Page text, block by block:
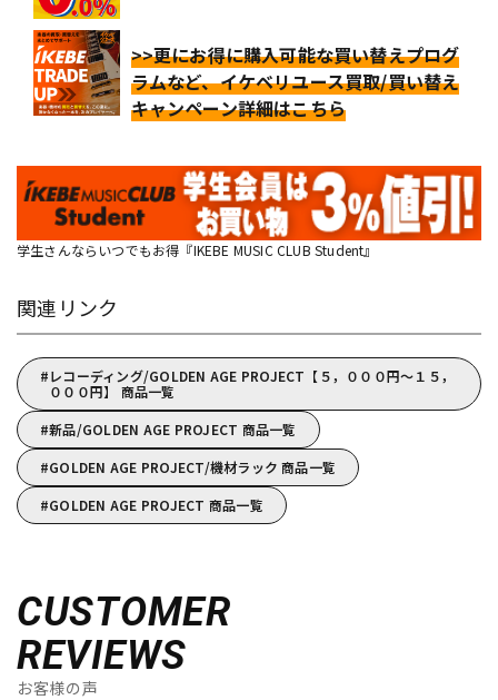
>>更にお得に購入可能な買い替えプログ
ラムなど、イケベリユース買取/買い替え
キャンペーン詳細はこちら
学生さんならいつでもお得『IKEBE MUSIC CLUB Student』
関連リンク
レコーディング/GOLDEN AGE PROJECT【５，０００円～１５，
０００円】 商品一覧
新品/GOLDEN AGE PROJECT 商品一覧
GOLDEN AGE PROJECT/機材ラック 商品一覧
GOLDEN AGE PROJECT 商品一覧
CUSTOMER
REVIEWS
お客様の声